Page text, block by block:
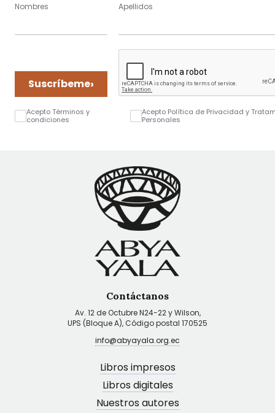
Nombres Apellidos
Suscríbeme›
Acepto Términos y
condiciones
Acepto Política de Privacidad y
Personales
Contáctanos
Av. 12 de Octubre N24-22 y Wilson,
UPS (Bloque A), Código postal 170525
info@abyayala.org.ec
Libros impresos
Libros digitales
Nuestros autores